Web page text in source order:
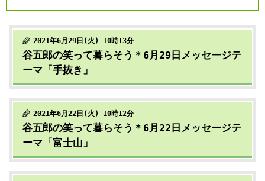
2021年6月29日(火) 10時13分
谷五郎の笑って暮らそう＊6月29日メッセージテ
ーマ「手抜き」
2021年6月22日(火) 10時12分
谷五郎の笑って暮らそう＊6月22日メッセージテ
ーマ「富士山」